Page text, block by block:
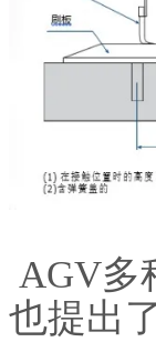
AGV多
也提出